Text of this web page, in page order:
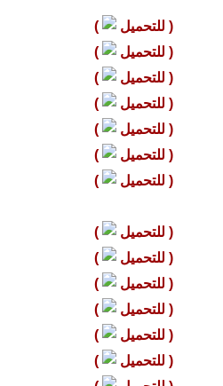
( للتحميل
)
( للتحميل
)
( للتحميل
)
( للتحميل
)
( للتحميل
)
( للتحميل
)
( للتحميل )
( للتحميل
)
( للتحميل
)
( للتحميل
)
( للتحميل
)
( للتحميل
)
( للتحميل
)